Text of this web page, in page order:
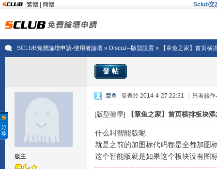
繁體 簡體 Sclub交
SCLUB免費論壇申請-使用者論壇» Discuz--版型設置» 【章鱼之家】首页横
發帖
版主
章鱼 發表於 2014-4-27 22:31 只看該作
[版型教學] 【章鱼之家】首页横排板块
什么叫智能版呢
就是之前的加图标代码都是全都加图
这个智能版就是如果这个板块没有图